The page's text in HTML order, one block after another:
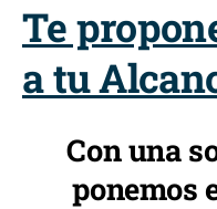
Te
a tu
Con una
ponemos